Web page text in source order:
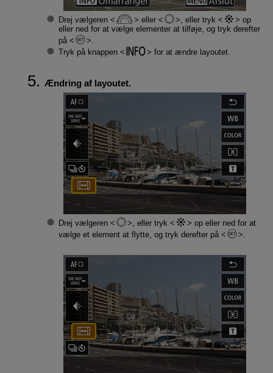
Drej vælgeren eller , eller tryk
op
eller ned for at vælge elementer at tilføje, og tryk derefter
på
.
Tryk på knappen
for at ændre layoutet.
Ændring af layoutet.
Drej vælgeren , eller tryk
op eller ned for at
vælge et element at flytte, og tryk derefter på
.